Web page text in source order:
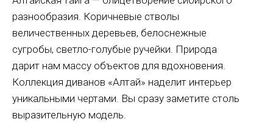
разнообразия. Коричневые стволы
величественных деревьев, белоснежные
сугробы, светло-голубые ручейки. Природа
дарит нам массу объектов для вдохновения.
Коллекция диванов «Алтай» наделит интерьер
уникальными чертами. Вы сразу заметите столь
выразительную модель.